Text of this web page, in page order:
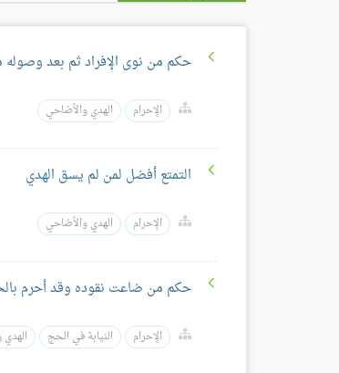
حكم من نوى الإفراد ثم بعد وصوله
الإحرام الهدي والأضاحي
التمتع أفضل لمن لم يسق الهدي
الإحرام الهدي والأضاحي
حكم من ضاعت نقوده وقد أحرم
الإحرام النيابة في الحج